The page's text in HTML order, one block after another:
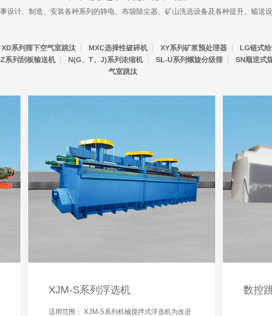
设计、制造、安装各种系列的静电、布袋除尘器、矿山洗选设备及各种提升、输送设
XD系列筛下空气室跳汰 MXC选择性破碎机 XY系列矿浆预处理器 LG链式
系列刮板输送机 N(G、T、J)系列浓缩机 SL-U系列螺旋分级筛 SN顺逆式
气室跳汰
XJM-S系列浮选机
适用范围： XJM-S系列机械搅拌式浮选机为改进
数控